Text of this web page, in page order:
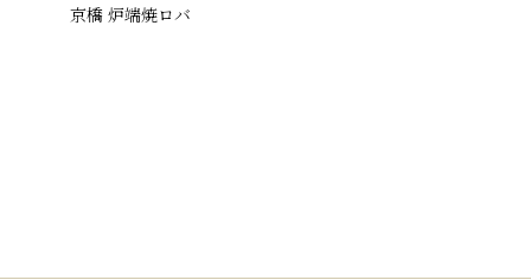
京橋 炉端焼ロバ